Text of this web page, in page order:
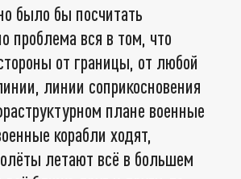
было бы посчитать
проблема вся в том, что
от границы, от любой
линии соприкосновения
плане военные
корабли ходят,
летают всё в большем